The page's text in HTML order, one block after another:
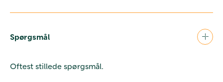
Spørgsmål
Oftest stillede spørgsmål.